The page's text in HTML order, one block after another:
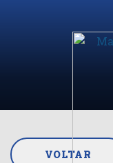
VOLTAR